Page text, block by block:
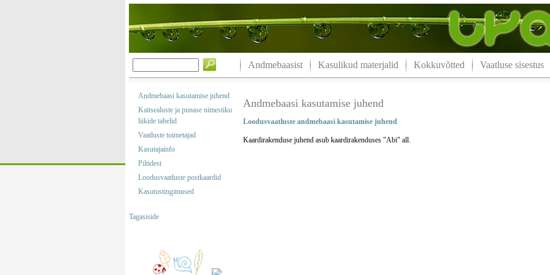
Andmebaasist Kasulikud materjalid Kokkuvõtted Vaatluse sisestus
Andmebaasi kasutamise juhend
Kaitsealuste ja punase nimestiku
liikide tabelid
Vaatluste toimetajad
Kasutajainfo
Piltidest
Loodusvaatluste postkaardid
Kasutustingimused
Tagasiside
Andmebaasi kasutamise juhend
Loodusvaatluste andmebaasi kasutamise juhend
Kaardirakenduse juhend asub kaardirakenduses "Abi" all.